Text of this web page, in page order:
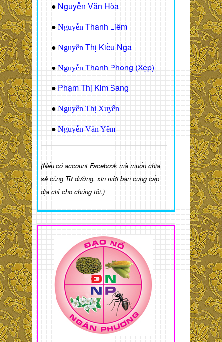
● Nguyễn Văn Hòa
● Nguyễn Thanh Liêm
● Nguyễn Thị Kiều Nga
● Nguyễn Thanh Phong (Xẹp)
● Phạm Thị Kim Sang
● Nguyễn Thị Xuyến
● Nguyễn Văn Yêm
(Nếu có account Facebook mà muốn chia
sẻ cùng Từ đường, xin mời bạn cung cấp
địa chỉ cho chúng tôi.)